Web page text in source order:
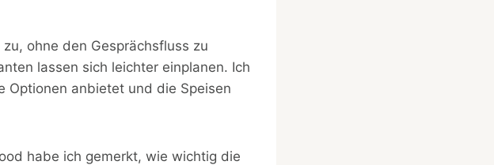
ohne den Gesprächsfluss zu
lassen sich leichter einplanen. Ich
Optionen anbietet und die Speisen
habe ich gemerkt, wie wichtig die